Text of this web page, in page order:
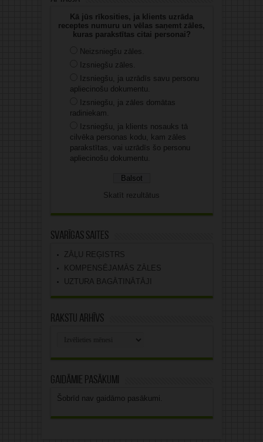
Kā jūs rīkosities, ja klients uzrāda
receptes numuru un vēlas saņemt zāles,
kuras parakstītas citai personai?
Neizsniegšu zāles.
Izsniegšu zāles.
Izsniegšu, ja uzrādīs savu personu
apliecinošu dokumentu.
Izsniegšu, ja zāles domātas
radiniekam.
Izsniegšu, ja klients nosauks tā
cilvēka personas kodu, kam zāles
parakstītas, vai uzrādīs šo personu
apliecinošu dokumentu.
Skatīt rezultātus
Svarīgas saites
ZĀĻU REĢISTRS
KOMPENSĒJAMĀS ZĀLES
UZTURA BAGĀTINĀTĀJI
Rakstu arhīvs
Gaidāmie pasākumi
Šobrīd nav gaidāmo pasākumi.